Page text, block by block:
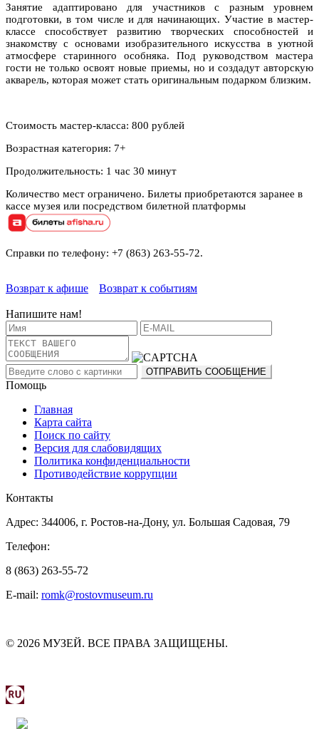
Занятие адаптировано для участников с разным уровнем
подготовки, в том числе и для начинающих. Участие в мастер-
классе способствует развитию творческих способностей и
знакомству с основами изобразительного искусства в уютной
атмосфере старинного особняка. Под руководством мастера
гости не только освоят новые приемы, но и создадут авторскую
акварель, которая может стать оригинальным подарком близким.
Стоимость мастер-класса: 800 рублей
Возрастная категория: 7+
Продолжительность: 1 час 30 минут
Количество мест ограничено. Билеты приобретаются заранее в
кассе музея или посредством билетной платформы
Справки по телефону: +7 (863) 263-55-72.
Возврат к афише Возврат к событиям
Напишите нам!
Помощь
Главная
Карта сайта
Поиск по сайту
Версия для слабовидящих
Политика конфиденциальности
Противодействие коррупции
Контакты
Адрес: 344006, г. Ростов-на-Дону, ул. Большая Садовая, 79
Телефон:
8 (863) 263-55-72
E-mail: romk@rostovmuseum.ru
© 2026 МУЗЕЙ. ВСЕ ПРАВА ЗАЩИЩЕНЫ.